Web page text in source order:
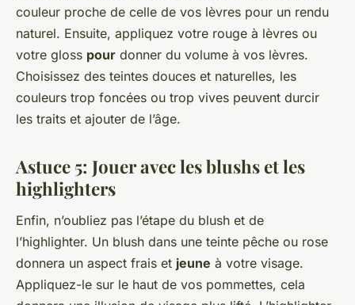
couleur proche de celle de vos lèvres pour un rendu
naturel. Ensuite, appliquez votre rouge à lèvres ou
votre gloss pour donner du volume à vos lèvres.
Choisissez des teintes douces et naturelles, les
couleurs trop foncées ou trop vives peuvent durcir
les traits et ajouter de l’âge.
Astuce 5: Jouer avec les blushs et les
highlighters
Enfin, n’oubliez pas l’étape du blush et de
l’highlighter. Un blush dans une teinte pêche ou rose
donnera un aspect frais et jeune à votre visage.
Appliquez-le sur le haut de vos pommettes, cela